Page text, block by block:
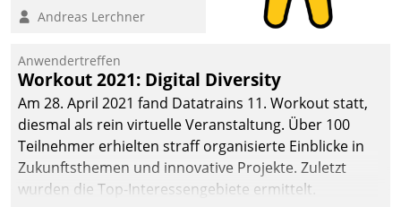
Teilnehmer kurzweilige
Cloud-Strategien und -
Lösungen mit hohem
Zukunftspotenzial.
Andreas Lerchner
Anwendertreffen
Workout 2021: Digital Diversity
Am 28. April 2021 fand Datatrains 11. Workout statt,
diesmal als rein virtuelle Veranstaltung. Über 100
Teilnehmer erhielten straff organisierte Einblicke in
Zukunftsthemen und innovative Projekte. Zuletzt
wurden die Top-Interessengebiete ermittelt.